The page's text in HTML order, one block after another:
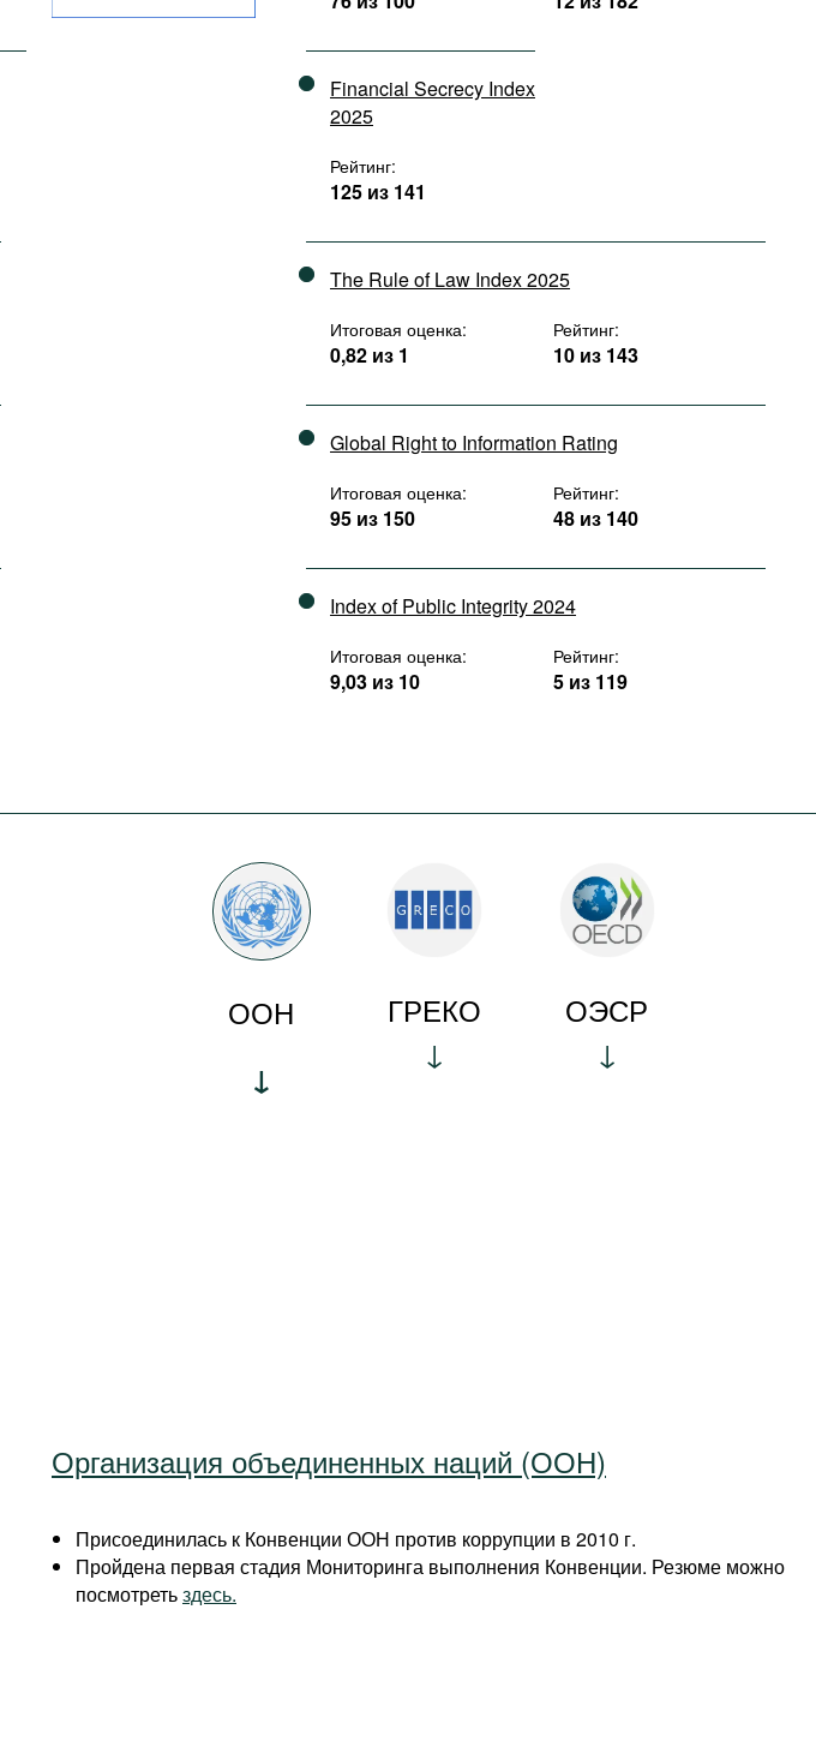
Financial Secrecy Index
2025
Рейтинг:
125 из 141
The Rule of Law Index 2025
Итоговая оценка:
0,82 из 1
Рейтинг:
10 из 143
Global Right to Information Rating
Итоговая оценка:
95 из 150
Рейтинг:
48 из 140
Index of Public Integrity 2024
Итоговая оценка:
9,03 из 10
Рейтинг:
5 из 119
ООН ГРЕКО ОЭСР
Организация объединенных наций (ООН)
Присоединилась к Конвенции ООН против коррупции в 2010 г.
Пройдена первая стадия Мониторинга выполнения Конвенции. Резюме можно
посмотретьздесь.